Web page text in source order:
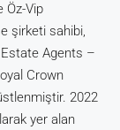
Öz-Vip
şirketi sahibi,
Agents –
Crown
2022
yer alan